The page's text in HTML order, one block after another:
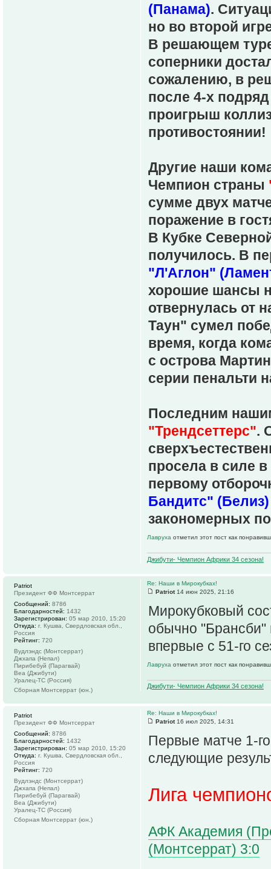
(Панама).
но во второй
В решающем
соперники
сожалению, в
после 4-х
проигрыш
противостоянии!
Другие наши
Чемпион страны
сумме двух
поражение в
В Кубке
получилось. В
"Л'Аглон"
хорошие шансы
отвернулась от
Таун" сумел
время, когда
с острова
серии пенальти
Последним
"Трендсеттерс".
просела в силе
первому
Бандитс" (Белиз)
закономерных
Лавруха отметил этот пост как
Джибути- Чемпион Африки 34 сезона!
Re: Наши в Мирокубках!
Patriot14 июн 2025, 21:16
Мирокубковый
обычно "Брансби"
впервые с 51-го
Лавруха отметил этот пост как
Джибути- Чемпион Африки 34 сезона!
Patriot
Президент ФФ Монтсеррат
Сообщений: 8786
Благодарностей: 1432
Зарегистрирован: 05 мар 2010, 15:20
Откуда: г. Кушва, Свердловская обл.,
Россия
Рейтинг: 720
Вудлэндс (Монтсеррат)
Джхапа (Непал)
Пирибебуй (Парагвай)
Веа (Джибути)
Уралец-ТС (Россия)
Сборная Монтсеррат (юн.)
Re: Наши в Мирокубках!
Patriot16 июл 2025, 14:31
Первые матче 1-
следующие
Лига
АФК Академия
(Монтсеррат) 3:0
Patriot
Президент ФФ Монтсеррат
Сообщений: 8786
Благодарностей: 1432
Зарегистрирован: 05 мар 2010, 15:20
Откуда: г. Кушва, Свердловская обл.,
Россия
Рейтинг: 720
Вудлэндс (Монтсеррат)
Джхапа (Непал)
Пирибебуй (Парагвай)
Веа (Джибути)
Уралец-ТС (Россия)
Сборная Монтсеррат (юн.)